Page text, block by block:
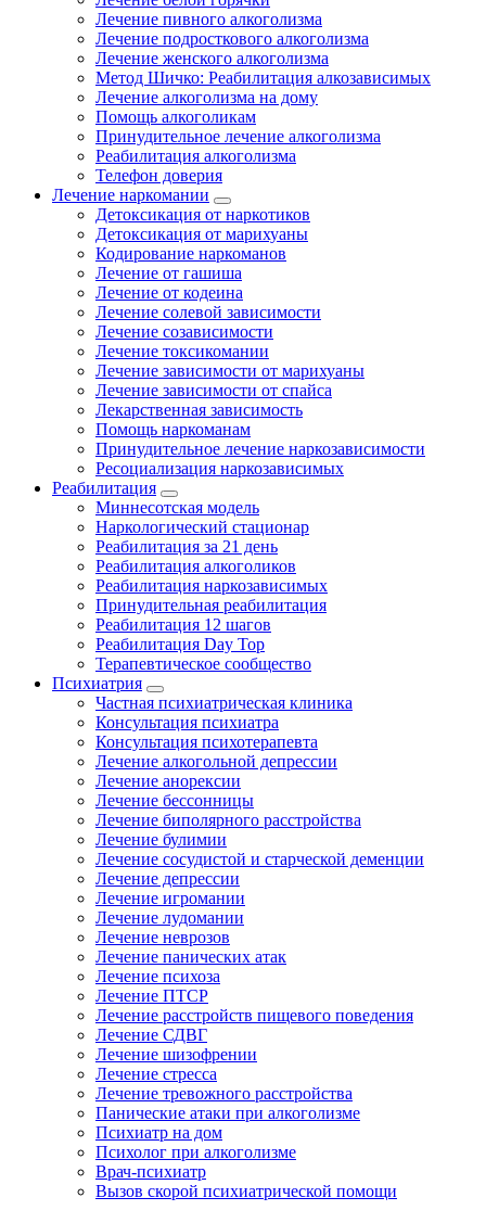
Лечение пивного алкоголизма
Лечение подросткового алкоголизма
Лечение женского алкоголизма
Метод Шичко: Реабилитация алкозависимых
Лечение алкоголизма на дому
Помощь алкоголикам
Принудительное лечение алкоголизма
Реабилитация алкоголизма
Телефон доверия
Лечение наркомании
Детоксикация от наркотиков
Детоксикация от марихуаны
Кодирование наркоманов
Лечение от гашиша
Лечение от кодеина
Лечение солевой зависимости
Лечение созависимости
Лечение токсикомании
Лечение зависимости от марихуаны
Лечение зависимости от спайса
Лекарственная зависимость
Помощь наркоманам
Принудительное лечение наркозависимости
Ресоциализация наркозависимых
Реабилитация
Миннесотская модель
Наркологический стационар
Реабилитация за 21 день
Реабилитация алкоголиков
Реабилитация наркозависимых
Принудительная реабилитация
Реабилитация 12 шагов
Реабилитация Day Top
Терапевтическое сообщество
Психиатрия
Частная психиатрическая клиника
Консультация психиатра
Консультация психотерапевта
Лечение алкогольной депрессии
Лечение анорексии
Лечение бессонницы
Лечение биполярного расстройства
Лечение булимии
Лечение сосудистой и старческой деменции
Лечение депрессии
Лечение игромании
Лечение лудомании
Лечение неврозов
Лечение панических атак
Лечение психоза
Лечение ПТСР
Лечение расстройств пищевого поведения
Лечение СДВГ
Лечение шизофрении
Лечение стресса
Лечение тревожного расстройства
Панические атаки при алкоголизме
Психиатр на дом
Психолог при алкоголизме
Врач-психиатр
Вызов скорой психиатрической помощи